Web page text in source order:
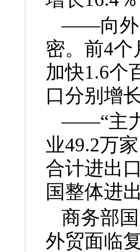
——向外“
密。前4
加快1.6个
口分别增
——“主力
业49.2万
合计进出
国整体进
商务部
外贸面临